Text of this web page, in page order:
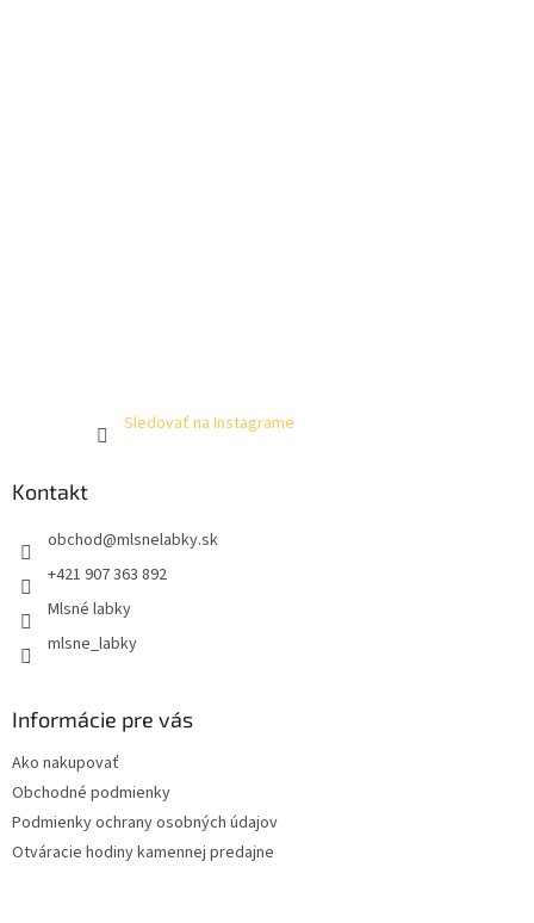
Sledovať na Instagrame
Kontakt
obchod@mlsnelabky.sk
+421 907 363 892
Mlsné labky
mlsne_labky
Informácie pre vás
Ako nakupovať
Obchodné podmienky
Podmienky ochrany osobných údajov
Otváracie hodiny kamennej predajne